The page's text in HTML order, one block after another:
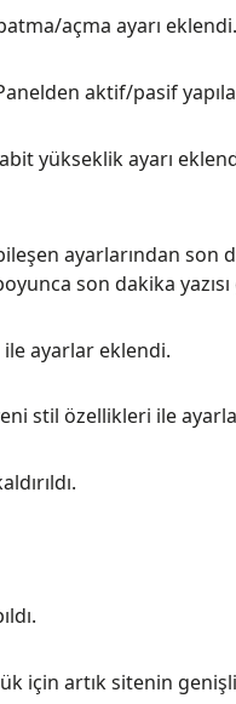
açma ayarı eklendi.
aktif/pasif
yükseklik ayarı
ayarlarından son
son dakika
ayarlar eklendi.
stil özellikleri ile
için artık sitenin